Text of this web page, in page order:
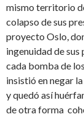
mismo territorio
colapso de sus
proyecto Oslo,
ingenuidad de
cada bomba de
insistió en negar
y quedó así
de otra forma